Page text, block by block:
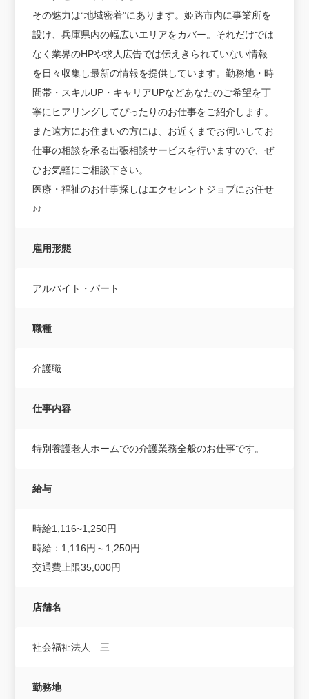
その魅力は“地域密着”にあります。姫路市内に事業所を
設け、兵庫県内の幅広いエリアをカバー。それだけでは
なく業界のHPや求人広告では伝えきられていない情報
を日々収集し最新の情報を提供しています。勤務地・時
間帯・スキルUP・キャリアUPなどあなたのご希望を丁
寧にヒアリングしてぴったりのお仕事をご紹介します。
また遠方にお住まいの方には、お近くまでお伺いしてお
仕事の相談を承る出張相談サービスを行いますので、ぜ
ひお気軽にご相談下さい。
医療・福祉のお仕事探しはエクセレントジョブにお任せ
♪♪
雇用形態
アルバイト・パート
職種
介護職
仕事内容
特別養護老人ホームでの介護業務全般のお仕事です。
給与
時給1,116~1,250円
時給：1,116円～1,250円
交通費上限35,000円
店舗名
社会福祉法人 三
勤務地